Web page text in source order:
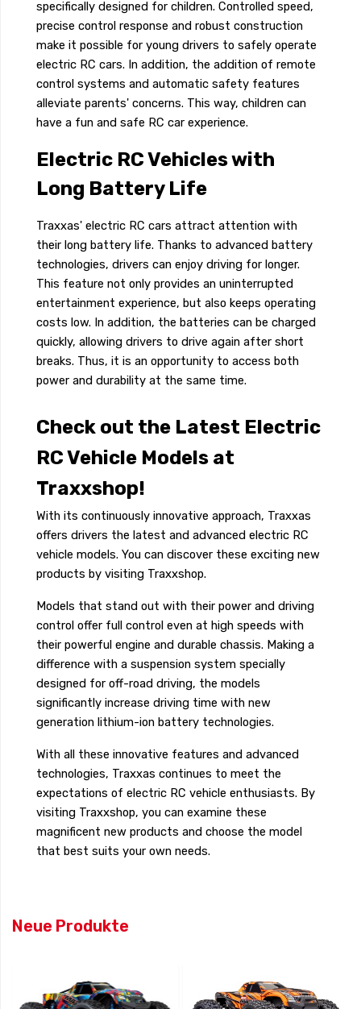
specifically designed for children. Controlled speed,
precise control response and robust construction
make it possible for young drivers to safely operate
electric RC cars. In addition, the addition of remote
control systems and automatic safety features
alleviate parents' concerns. This way, children can
have a fun and safe RC car experience.
Electric RC Vehicles with
Long Battery Life
Traxxas' electric RC cars attract attention with
their long battery life. Thanks to advanced battery
technologies, drivers can enjoy driving for longer.
This feature not only provides an uninterrupted
entertainment experience, but also keeps operating
costs low. In addition, the batteries can be charged
quickly, allowing drivers to drive again after short
breaks. Thus, it is an opportunity to access both
power and durability at the same time.
Check out the Latest Electric
RC Vehicle Models at
Traxxshop!
With its continuously innovative approach, Traxxas
offers drivers the latest and advanced electric RC
vehicle models. You can discover these exciting new
products by visiting Traxxshop.
Models that stand out with their power and driving
control offer full control even at high speeds with
their powerful engine and durable chassis. Making a
difference with a suspension system specially
designed for off-road driving, the models
significantly increase driving time with new
generation lithium-ion battery technologies.
With all these innovative features and advanced
technologies, Traxxas continues to meet the
expectations of electric RC vehicle enthusiasts. By
visiting Traxxshop, you can examine these
magnificent new products and choose the model
that best suits your own needs.
Neue Produkte